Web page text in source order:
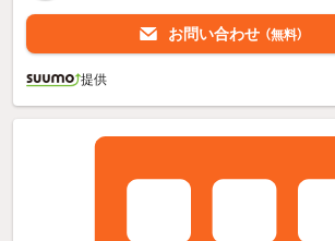
お問い合わせ （無料）
提供